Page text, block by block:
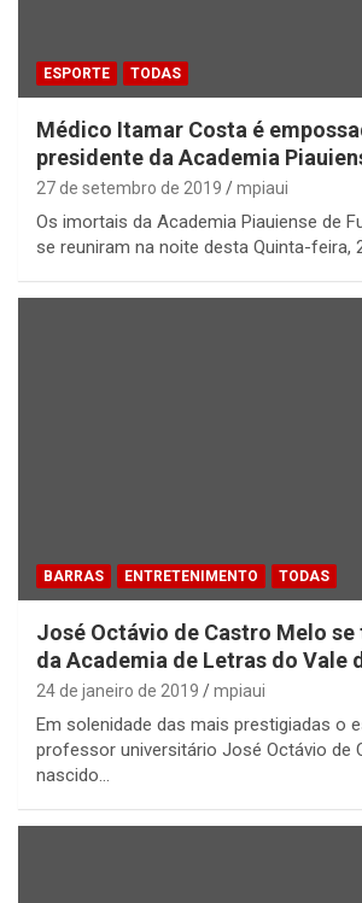
ESPORTE TODAS
Médico Itamar Costa é
presidente da Academia
27 de setembro de 2019 mpiaui
Os imortais da Academia Piauiense de
se reuniram na noite desta Quinta-feira,
BARRAS ENTRETENIMENTO TODAS
José Octávio de Castro Melo se
da Academia de Letras do Vale
24 de janeiro de 2019 mpiaui
Em solenidade das mais prestigiadas o
professor universitário José Octávio de
nascido…